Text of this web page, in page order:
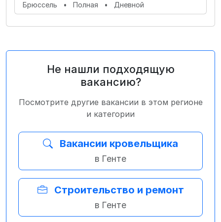
Брюссель • Полная • Дневной
Не нашли подходящую
вакансию?
Посмотрите другие вакансии в этом регионе
и категории
Вакансии кровельщика
в Генте
Строительство и ремонт
в Генте